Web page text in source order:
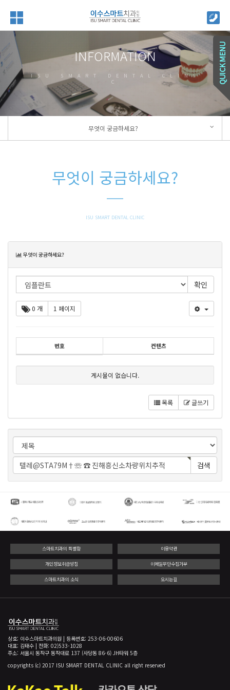
INFORMATION
ISU SMART DENTAL CLINI
C
무엇이 궁금하세요?
무엇이 궁금하세요?
ISU SMART DENTAL CLINIC
무엇이 궁금하세요?목
0 개 1 페이지
번호 컨텐츠
게시물이 없습니다.
목록 글쓰기
검색
스마트치과의 특별함 이용약관
개인정보취급방침 이메일무단수집거부
스마트치과의 소식 오시는길
상호: 이수스마트치과의원 | 등록번호: 253-06-00606
대표: 김태수 | 전화: 02)533-1028
주소: 서울시 동작구 동작대로 137 (사당동 86-6) JH타워 5층
copyrights (c) 2017 ISU SMART DENTAL CLINIC all right reserved